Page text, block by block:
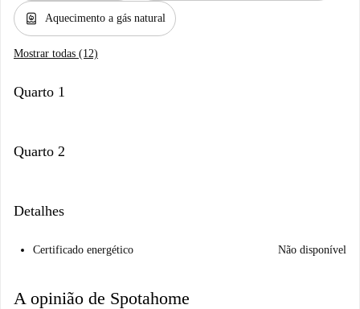
water_heater Aquecimento a gás natural
Mostrar todas (12)
Quarto 1
Quarto 2
Detalhes
Certificado energético Não disponível
A opinião de Spotahome